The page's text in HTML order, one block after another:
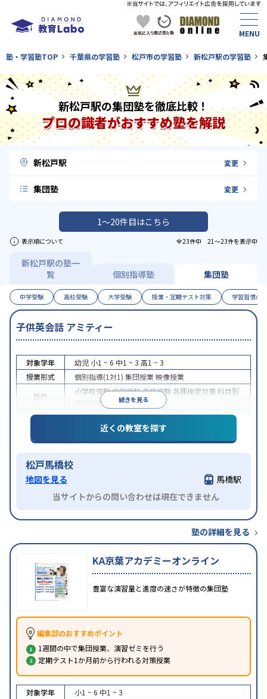
塾・学習塾TOP 千葉県の学習塾 松戸市の学習塾 新松戸駅の学習塾
新松戸駅の集団塾を徹底比較！
プロの識者がおすすめ塾を解説
新松戸駅 変更
集団塾 変更
1〜20件目はこちら
表示順について 全23件中 21〜23件を表示中
新松戸駅の塾一
覧
個別指導塾 集団塾
中学受験 高校受験 大学受験 授業・定期テスト対策 学習習慣の
子供英会話 アミティー
続きを見る
対象学年 幼児 小1 ~ 6 中1 ~ 3 高1 ~ 3
授業形式
個別指導(1対1) 集団授業映像授業
目的
小学校受験中学受験高校受験 各種検定対策科目別
特化対策
授業の振替可能学習にPC・タブレットを利用オン
ライン対応1科目から受講可能
近くの教室を探す
松戸馬橋校
地図を見る
馬橋駅
当サイトからの問い合わせは現在できません
塾の詳細を見る
KA京葉アカデミーオンライン
豊富な演習量と進度の速さが特徴の集団塾
編集部のおすすめポイント
1週間の中で集団授業、演習ゼミを行う
定期テスト1か月前から行われる対策授業
対象学年 小1 ~ 6 中1 ~ 3